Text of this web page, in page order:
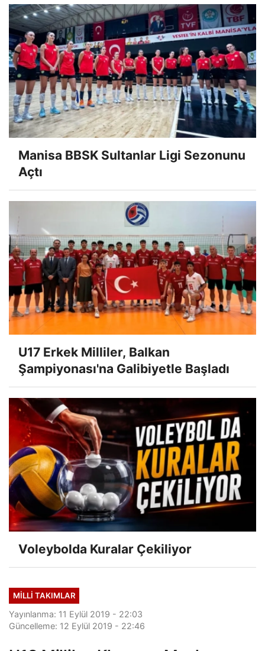
Manisa BBSK Sultanlar Ligi Sezonunu
Açtı
U17 Erkek Milliler, Balkan
Şampiyonası'na Galibiyetle Başladı
Voleybolda Kuralar Çekiliyor
MILLI TAKIMLAR
Yayınlanma: 11 Eylül 2019 - 22:03
Güncelleme: 12 Eylül 2019 - 22:46